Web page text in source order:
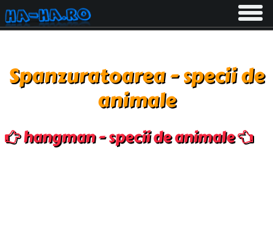
Toggle
Spanzuratoarea - specii de
animale
hangman - specii de animale